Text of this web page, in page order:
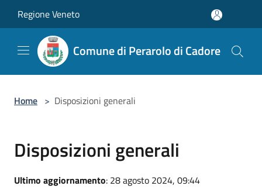
Regione Veneto
Comune di Perarolo di Cadore
Home > Disposizioni generali
Disposizioni generali
Ultimo aggiornamento: 28 agosto 2024, 09:44